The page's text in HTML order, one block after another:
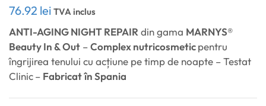
76.92 lei TVA inclus
ANTI-AGING NIGHT REPAIR din gama MARNYS®
Beauty In & Out –Complex nutricosmeticpentru
îngrijirea tenului cu acțiune pe timp de noapte – Testat
Clinic– Fabricatîn Spania